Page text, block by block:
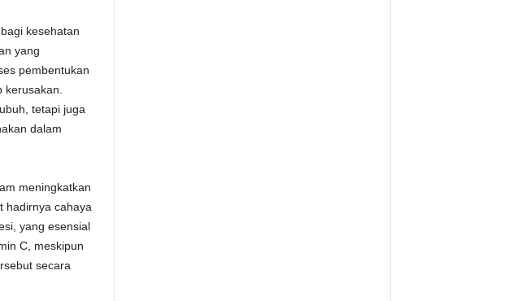
kesehatan
yang
pembentukan
tetapi juga
dalam
meningkatkan
hadirnya cahaya
yang esensial
C, meskipun
secara